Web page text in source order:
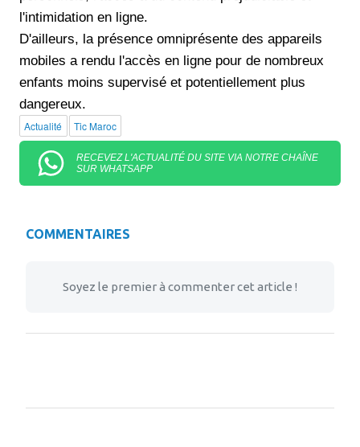
l'intimidation en ligne.
D'ailleurs, la présence omniprésente des appareils
mobiles a rendu l'accès en ligne pour de nombreux
enfants moins supervisé et potentiellement plus
dangereux.
Actualité Tic Maroc
RECEVEZ L'ACTUALITÉ DU SITE VIA NOTRE CHAÎNE
SUR WHATSAPP
COMMENTAIRES
Soyez le premier à commenter cet article !